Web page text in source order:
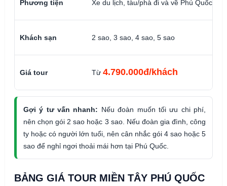
Phương tiện Xe du lịch, tàu/phà đi và về Phú Quốc
Khách sạn 2 sao, 3 sao, 4 sao, 5 sao
Giá tour Từ 4.790.000đ/khách
Gợi ý tư vấn nhanh: Nếu đoàn muốn tối ưu chi phí,
nên chọn gói 2 sao hoặc 3 sao. Nếu đoàn gia đình, công
ty hoặc có người lớn tuổi, nên cân nhắc gói 4 sao hoặc 5
sao để nghỉ ngơi thoải mái hơn tại Phú Quốc.
BẢNG GIÁ TOUR MIỀN TÂY PHÚ QUỐC